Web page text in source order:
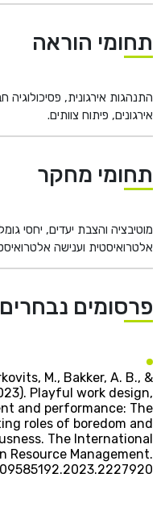
תחומי הוראה
התנהגות אירגונית, פסיכולוגיה
אירגונים, פיתוח צוותים.
תחומי מחקר
מוטיבציה והצבת יעדים, יחסי
אלטרואיסטית וענישה
פרסומים נבחרים
M., Bakker, A. B., &
Playful work design,
and performance: The
roles of boredom and
The International
Resource Management.